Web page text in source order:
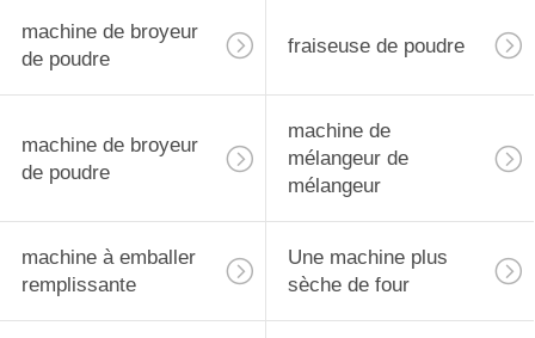
machine de broyeur
de poudre
fraiseuse de poudre
machine de broyeur
de poudre
machine de
mélangeur de
mélangeur
machine à emballer
remplissante
Une machine plus
sèche de four